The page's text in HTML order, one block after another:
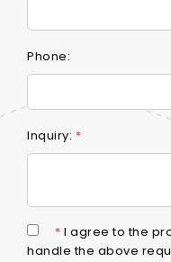
Phone:
Inquiry: *
* I agree to the
handle the above